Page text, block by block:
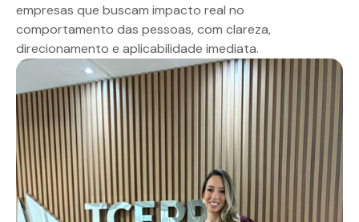
empresas que buscam impacto real no
comportamento das pessoas, com clareza,
direcionamento e aplicabilidade imediata.